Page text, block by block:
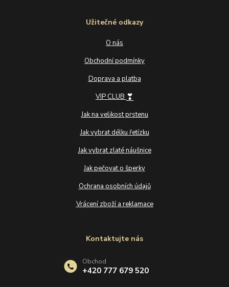
Užitečné odkazy
O nás
Obchodní podmínky
Doprava a platba
VIP CLUB ❣
Jak na velikost prstenu
Jak vybrat délku řetízku
Jak vybrat zlaté náušnice
Jak pečovat o šperky
Ochrana osobních údajů
Vrácení zboží a reklamace
Kontaktujte nás
Obchod
+420 777 679 520